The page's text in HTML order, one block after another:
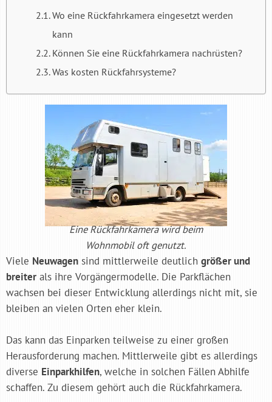
Wo eine Rückfahrkamera eingesetzt werden
kann
Können Sie eine Rückfahrkamera nachrüsten?
Was kosten Rückfahrsysteme?
Eine Rückfahrkamera wird beim
Wohnmobil oft genutzt.
Viele Neuwagen sind mittlerweile deutlich größer und
breiter als ihre Vorgängermodelle. Die Parkflächen
wachsen bei dieser Entwicklung allerdings nicht mit, sie
bleiben an vielen Orten eher klein.
Das kann das Einparken teilweise zu einer großen
Herausforderung machen. Mittlerweile gibt es allerdings
diverse Einparkhilfen, welche in solchen Fällen Abhilfe
schaffen. Zu diesem gehört auch die Rückfahrkamera.